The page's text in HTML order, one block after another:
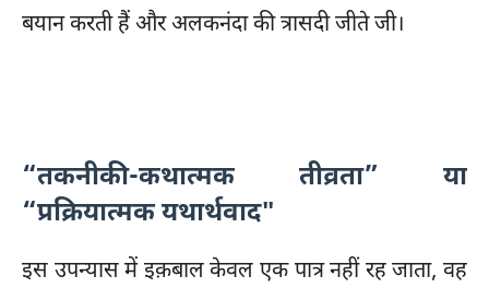
बयान करती हैं और अलकनंदा की त्रासदी जीते जी।
“तकनीकी-कथात्मक तीव्रता” या
“प्रक्रियात्मक यथार्थवाद"
इस उपन्यास में इक़बाल केवल एक पात्र नहीं रह जाता, वह